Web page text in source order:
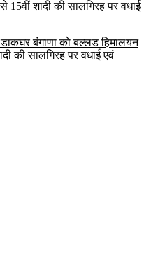
बंगाणा को बल्लड हिमालयन
की सालगिरह पर वधाई एवं